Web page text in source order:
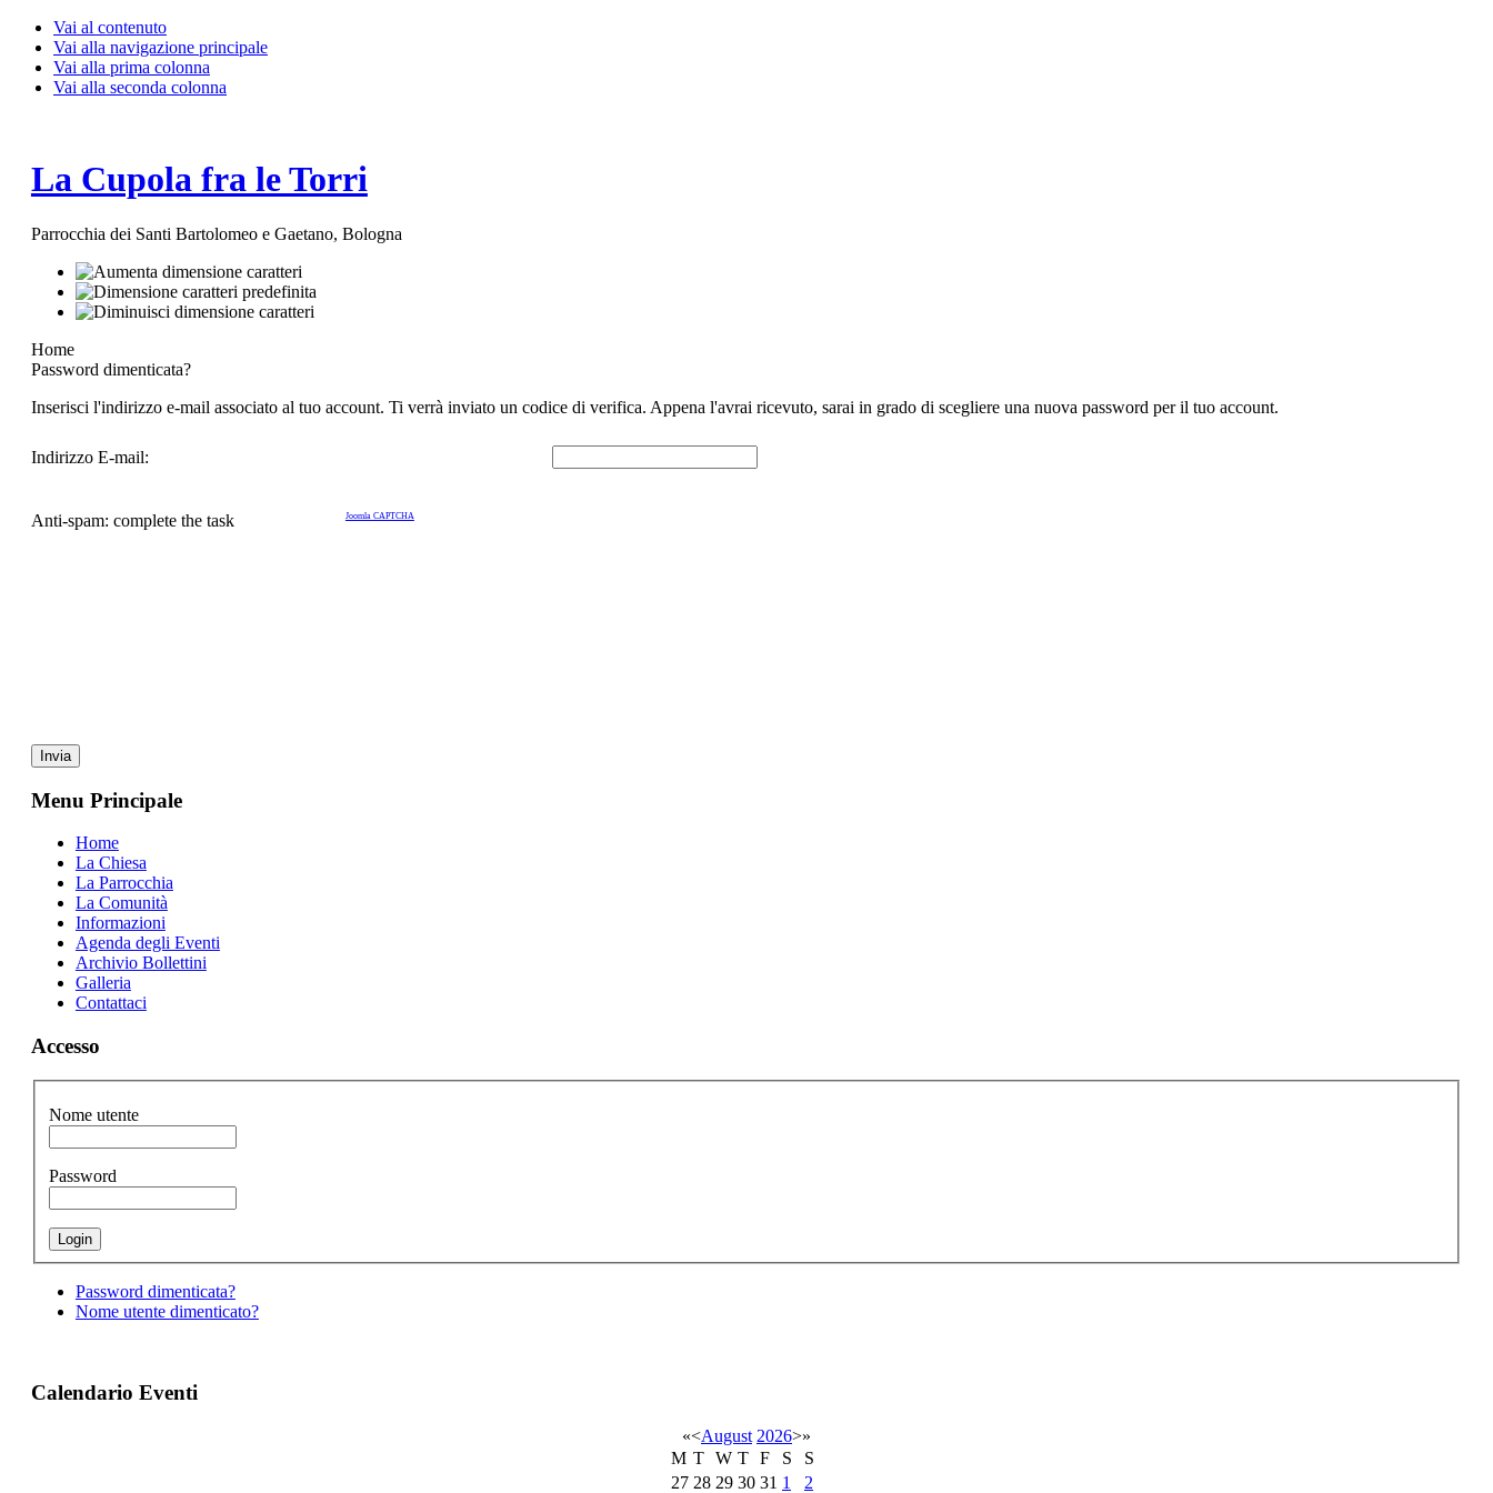
Vai al contenuto
Vai alla navigazione principale
Vai alla prima colonna
Vai alla seconda colonna
La Cupola fra le Torri
Parrocchia dei Santi Bartolomeo e Gaetano, Bologna
Home
Password dimenticata?
Inserisci l'indirizzo e-mail associato al tuo account. Ti verrà inviato un codice di verifica. Appena l'avrai ricevuto, sarai in grado di scegliere una nuova password per il tuo account.
Indirizzo E-mail:
Anti-spam: complete the task Joomla CAPTCHA
Invia
Menu Principale
Home
La Chiesa
La Parrocchia
La Comunità
Informazioni
Agenda degli Eventi
Archivio Bollettini
Galleria
Contattaci
Accesso
Nome utente
Password
Password dimenticata?
Nome utente dimenticato?
Calendario Eventi
«<August 2026>»
M T W T F S
S
27 28 29 30 31 1 2